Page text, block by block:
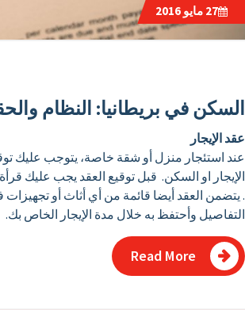
27 مايو 2016
السكن في بريطانيا: النظام
عقد الإيجار
عند استئجار منزل أو شقة خاصة، يتوجب عليك
الإيجار او السكن. قبل توقيع العقد يجب عليك
التفاصيل وأحتفظ به خلال مدة الإيجار الخاص بك.
Read More